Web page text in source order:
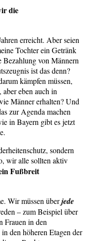
die
erreicht. Aber seien
Tochter ein Getränk
Bezahlung von Männern
ist das denn?
kämpfen müssen,
eben auch in
Männer erhalten? Und
zur Agenda machen
in Bayern gibt es jetzt
sondern
wir alle sollten aktiv
Fußbreit
Wir müssen überjede
– zum Beispiel über
Frauen in den
den höheren Etagen der